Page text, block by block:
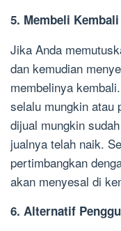
5. Membeli
Jika Anda
dan kemudian
membelinya
selalu mungkin atau
dijual mungkin
jualnya telah naik.
pertimbangkan
akan menyesal di
6. Alternatif